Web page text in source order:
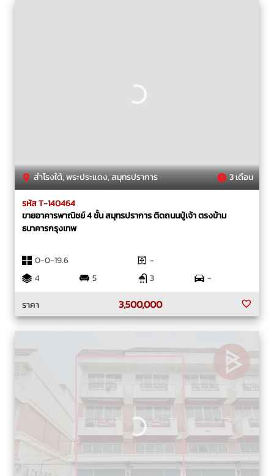
สำโรงใต้, พระประแดง, สมุทรปราการ 3 เดือน
รหัส T-140464
ขายอาคารพาณิชย์ 4 ชั้น สมุทรปราการ ติดถนนปู่เจ้า ตรงข้าม
ธนาคารกรุงเทพ
0-0-19.6
-
4
5 3
-
ราคา
3,500,000